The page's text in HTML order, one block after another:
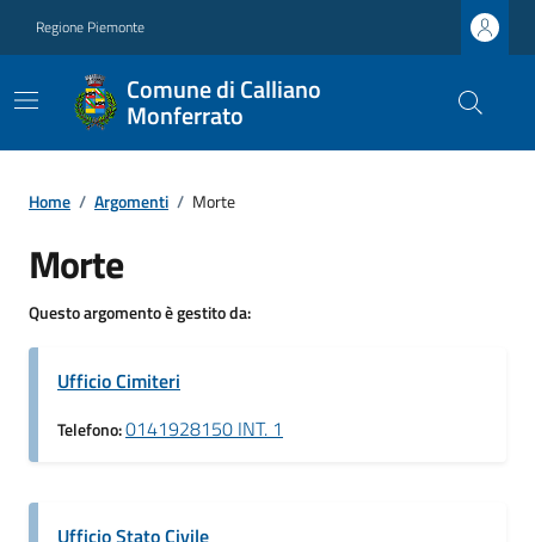
Regione Piemonte
Comune di Calliano
Monferrato
Home / Argomenti / Morte
Morte
Questo argomento è gestito da:
Ufficio Cimiteri
Telefono:0141928150 INT. 1
Ufficio Stato Civile